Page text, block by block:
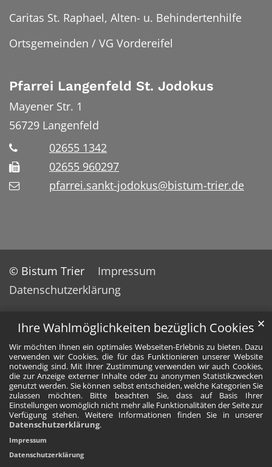
Ihre Wahlmöglichkeiten bezüglich Cookies
Wir möchten Ihnen ein optimales Webseiten-Erlebnis zu bieten. Dazu
verwenden wir Cookies, die für das Funktionieren unserer Website
notwendig sind. Mit Ihrer Zustimmung verwenden wir auch Cookies,
die zur Anzeige externer Inhalte oder zu anonymen Statistikzwecken
genutzt werden. Sie können selbst entscheiden, welche Kategorien Sie
zulassen möchten. Bitte beachten Sie, dass auf Basis Ihrer
Einstellungen womöglich nicht mehr alle Funktionalitäten der Seite zur
Verfügung stehen. Weitere Informationen finden Sie in unserer
Datenschutzerklärung.
✕
Impressum
Datenschutzerklärung
Caritas St. Raphael, Alten- u. Behindertenhilfe
Ortsgemeinden / VG Vordereifel
Pfarrei Langenfeld St. Jodokus
Mayener Str. 1
56729 Langenfeld
02655 1342
02655 960297
pfarrei.sankt-jodokus@bistum-trier.de
© Bistum Trier
Impressum
Datenschutzerklärung